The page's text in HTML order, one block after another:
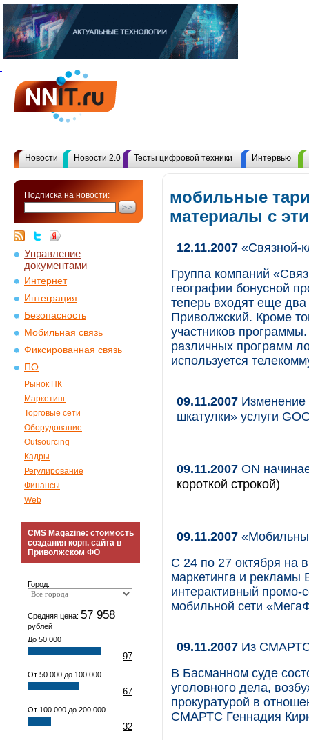
Новости Новости 2.0 Тесты цифровой техники Интервью
Подписка на новости:
Управление
документами
Интернет
Интеграция
Безопасность
Мобильная связь
Фиксированная связь
ПО
Рынок ПК
Маркетинг
Торговые сети
Оборудование
Outsourcing
Кадры
Регулирование
Финансы
Web
CMS Magazine: стоимость
создания корп. сайта в
Приволжском ФО
Город:
Средняя цена: 57 958
рублей
До 50 000
97
От 50 000 до 100 000
67
От 100 000 до 200 000
32
мобильные
материалы с
12.11.2007 «Связной-
Группа компаний
географии бонусной
теперь входят еще
Приволжский. Кроме
участников
различных программ
используется
09.11.2007 Изменение
шкатулки» услуги
09.11.2007 ON
короткой строкой)
09.11.2007
С 24 по 27 октября на
маркетинга и рекламы
интерактивный промо-
мобильной сети
09.11.2007 Из
В Басманном суде
уголовного дела,
прокуратурой в
СМАРТС Геннадия